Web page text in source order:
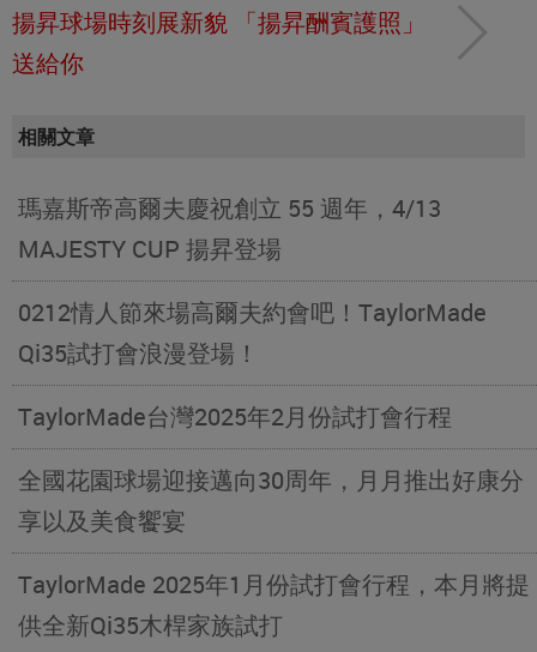
揚昇球場時刻展新貌 「揚昇酬賓護照」
送給你
相關文章
瑪嘉斯帝高爾夫慶祝創立 55 週年，4/13
MAJESTY CUP 揚昇登場
0212情人節來場高爾夫約會吧！TaylorMade
Qi35試打會浪漫登場！
TaylorMade台灣2025年2月份試打會行程
全國花園球場迎接邁向30周年，月月推出好康分
享以及美食饗宴
TaylorMade 2025年1月份試打會行程，本月將提
供全新Qi35木桿家族試打